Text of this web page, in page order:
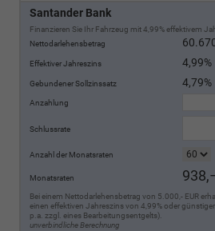
Santander Bank
Finanzieren Sie Ihr Fahrzeug mit 4,99% effektivem
Nettodarlehensbetrag
Effektiver Jahreszins 4,99%
Gebundener Sollzinssatz 4,79%
Anzahlung
Schlussrate
Anzahl der Monatsraten
Monatsraten
Bei einem Nettodarlehensbetrag von 5.000,- EUR
einen effektiven Jahreszins von 4,99% oder
p.a. zzgl. eines Bearbeitungsentgelts).
unverbindliche Berechnung